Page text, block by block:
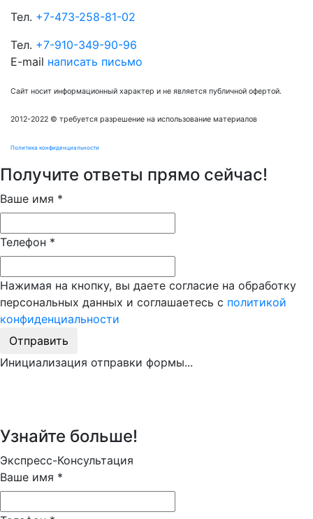
Тел. +7-473-258-81-02
Тел. +7-910-349-90-96
E-mail написать письмо
Сайт носит информационный характер и не является публичной офертой.
2012-2022 © требуется разрешение на использование материалов
Политика конфиденциальности
Получите ответы прямо сейчас!
Ваше имя *
Телефон *
Нажимая на кнопку, вы даете согласие на обработку
персональных данных и соглашаетесь с политикой
конфиденциальности
Отправить
Инициализация отправки формы...
Узнайте больше!
Экспресс-Консультация
Ваше имя *